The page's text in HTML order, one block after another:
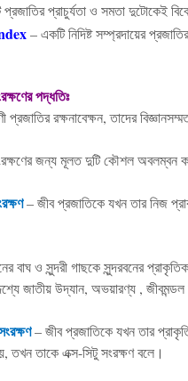
প্রজাতির প্রাচুর্যতা ও সমতা দুটোকেই
– একটি নিদিষ্ট সম্প্রদায়ের
পদ্ধতিঃ
প্রজাতিররক্ষনাবেক্ষন,তাদের
জন্যমূলতদুটিকৌশলঅবলম্বন
–জীবপ্রজাতিকেযখনতারনিজ
বাঘও সুন্দরীগাছকেসুন্দরবনেরপ্রাকৃতিক
জাতীয়উদ্যান, অভয়ারণ্য , জীবমন্ডল
–জীবপ্রজাতিকেযখনতার
,তখনতাকেএক্স-সিটুসংরক্ষণবলে ।